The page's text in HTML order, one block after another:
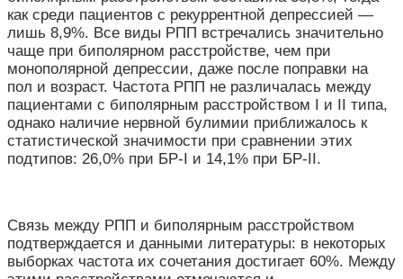
как среди пациентов с рекуррентной депрессией —
лишь 8,9%. Все виды РПП встречались значительно
чаще при биполярном расстройстве, чем при
монополярной депрессии, даже после поправки на
пол и возраст. Частота РПП не различалась между
пациентами с биполярным расстройством I и II типа,
однако наличие нервной булимии приближалось к
статистической значимости при сравнении этих
подтипов: 26,0% при БР-I и 14,1% при БР-II.
Связь между РПП и биполярным расстройством
подтверждается и данными литературы: в некоторых
выборках частота их сочетания достигает 60%. Между